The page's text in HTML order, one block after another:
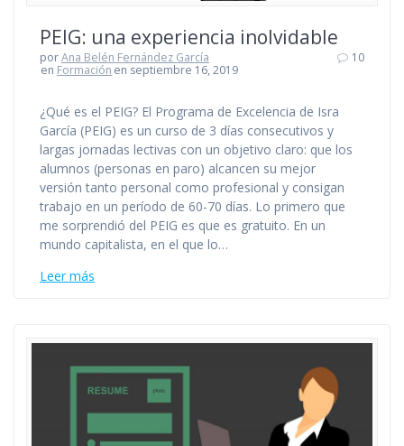
PEIG: una experiencia inolvidable
porAna Belén Fernández García
en Formación en septiembre 16, 2019
10
¿Qué es el PEIG? El Programa de Excelencia de Isra
García (PEIG) es un curso de 3 días consecutivos y
largas jornadas lectivas con un objetivo claro: que los
alumnos (personas en paro) alcancen su mejor
versión tanto personal como profesional y consigan
trabajo en un período de 60-70 días. Lo primero que
me sorprendió del PEIG es que es gratuito. En un
mundo capitalista, en el que lo…
Leer más